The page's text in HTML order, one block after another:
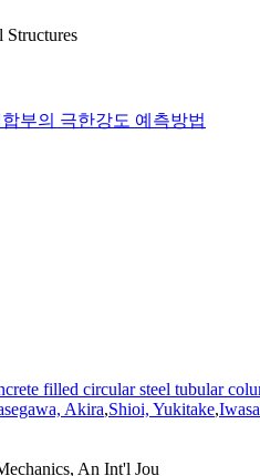
Structures
부의 극한강도 예측방법
filled circular steel tubular
Akira,Shioi, Yukitake,
An Int'l Jou